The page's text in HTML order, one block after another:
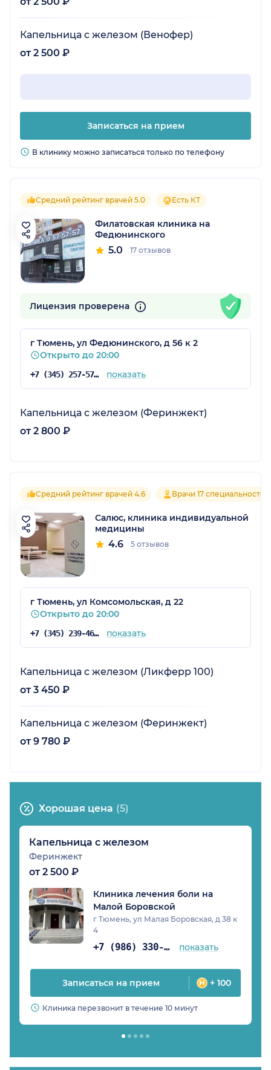
Капельница с железом (Венофер)
от 2 500 ₽
Записаться на прием
В клинику можно записаться только по телефону
Средний рейтинг врачей 5.0 Есть КТ
Филатовская клиника на
Федюнинского
5.0 17 отзывов
Лицензия проверена
г Тюмень, ул Федюнинского, д 56 к 2
Открыто до 20:00
+7 (345) 257-57-57 показать
Капельница с железом (Феринжект)
от 2 800 ₽
Средний рейтинг врачей 4.6 Врачи 17 специальностей
Салюс, клиника индивидуальной
медицины
4.6 5 отзывов
г Тюмень, ул Комсомольская, д 22
Открыто до 20:00
+7 (345) 239-46-57 показать
Капельница с железом (Ликферр 100)
от 3 450 ₽
Капельница с железом (Феринжект)
от 9 780 ₽
Хорошая цена (5)
Капельница с железом
Феринжект
от 2 500 ₽
Клиника лечения боли на
Малой Боровской
г Тюмень, ул Малая Боровская, д 38 к
4
+7 (986) 330-24-19 показать
Записаться на прием + 100
Клиника перезвонит в течение 10 минут